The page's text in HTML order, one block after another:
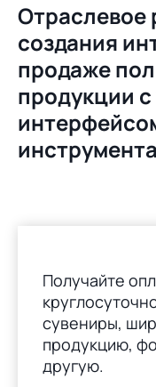
Отраслевое
создания
продаже
продукции
Получайте
сувениры,
продукцию,
другую.